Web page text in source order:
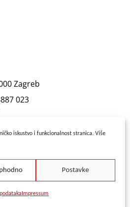
iskustvo i funkcionalnost stranica. Više
Postavke
Impressum
Zagreb
023
do 17:00 sati
sati